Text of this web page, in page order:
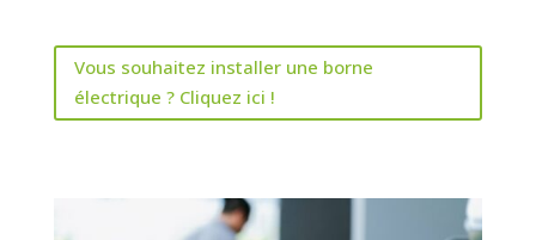
Vous souhaitez installer une borne
électrique ? Cliquez ici !